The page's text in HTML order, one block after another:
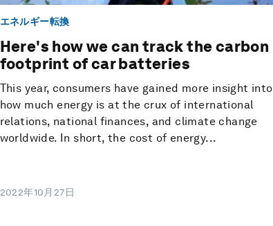
エネルギー転換
Here's how we can track the carbon
footprint of car batteries
This year, consumers have gained more insight into
how much energy is at the crux of international
relations, national finances, and climate change
worldwide. In short, the cost of energy...
2022年10月27日